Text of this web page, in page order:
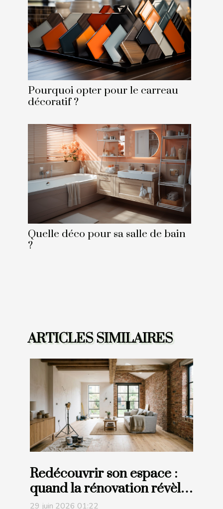
Pourquoi opter pour le carreau
décoratif ?
Quelle déco pour sa salle de bain
?
ARTICLES SIMILAIRES
Redécouvrir son espace :
quand la rénovation révèle
le potentiel insoupçonné de
29 juin 2026 01:22